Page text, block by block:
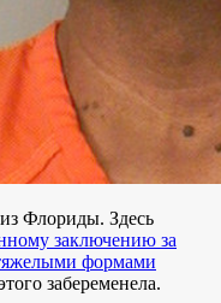
Флориды. Здесь
заключению за
формами
забеременела.